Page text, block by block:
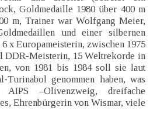
Goldmedaille 1980 über 400 m
m, Trainer war Wolfgang Meier,
und einer silbernen
x Europameisterin, zwischen 1975
DDR-Meisterin, 15 Weltrekorde in
von 1981 bis 1984 soll sie laut
Turinabol genommen haben, was
–Olivenzweig, dreifache
Ehrenbürgerin von Wismar, viele